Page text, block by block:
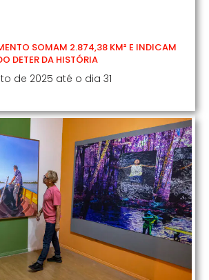
SOMAM 2.874,38 KM² E INDICAM
DETER DA HISTÓRIA
de 2025 até o dia 31